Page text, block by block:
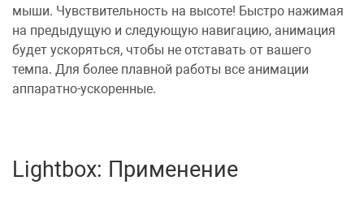
мыши. Чувствительность на высоте! Быстро нажимая
на предыдущую и следующую навигацию, анимация
будет ускоряться, чтобы не отставать от вашего
темпа. Для более плавной работы все анимации
аппаратно-ускоренные.
Lightbox: Применение